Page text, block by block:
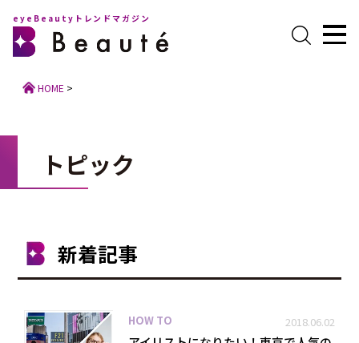
eyeBeautyトレンドマガジン
HOME >
トピック
新着記事
HOW TO 2018.06.02